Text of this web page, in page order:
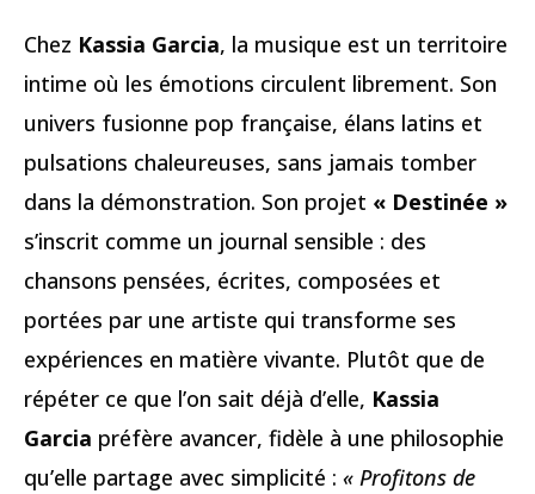
Chez Kassia Garcia, la musique est un territoire
intime où les émotions circulent librement. Son
univers fusionne pop française, élans latins et
pulsations chaleureuses, sans jamais tomber
dans la démonstration. Son projet « Destinée »
s’inscrit comme un journal sensible : des
chansons pensées, écrites, composées et
portées par une artiste qui transforme ses
expériences en matière vivante. Plutôt que de
répéter ce que l’on sait déjà d’elle, Kassia
Garcia préfère avancer, fidèle à une philosophie
qu’elle partage avec simplicité : « Profitons de